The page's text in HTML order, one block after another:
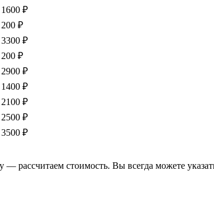
1600 ₽
200 ₽
3300 ₽
200 ₽
2900 ₽
1400 ₽
2100 ₽
2500 ₽
3500 ₽
рассчитаем стоимость. Вы всегда можете